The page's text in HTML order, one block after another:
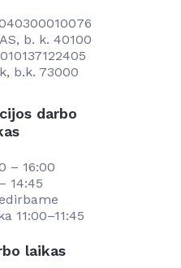
b. k. 40100
b.k. 73000
darbo
– 16:00
14:45
11:00–11:45
laikas